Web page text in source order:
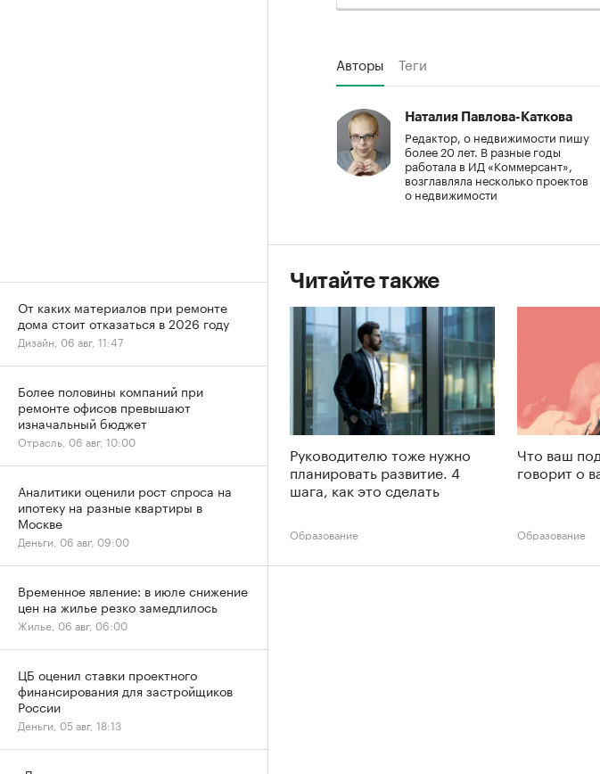
Авторы Теги
Наталия Павлова-Каткова
Редактор, о недвижимости пишу
более 20 лет. В разные годы
работала в ИД «Коммерсант»,
возглавляла несколько проектов
о недвижимости
Читайте также
Руководителю тоже нужно
планировать развитие. 4
шага, как это сделать
Образование
Что ваш
говорит о
Образование
От каких материалов при ремонте
дома стоит отказаться в 2026 году
Дизайн, 06 авг, 11:47
Более половины компаний при
ремонте офисов превышают
изначальный бюджет
Отрасль, 06 авг, 10:00
Аналитики оценили рост спроса на
ипотеку на разные квартиры в
Москве
Деньги, 06 авг, 09:00
Временное явление: в июле снижение
цен на жилье резко замедлилось
Жилье, 06 авг, 06:00
ЦБ оценил ставки проектного
финансирования для застройщиков
России
Деньги, 05 авг, 18:13